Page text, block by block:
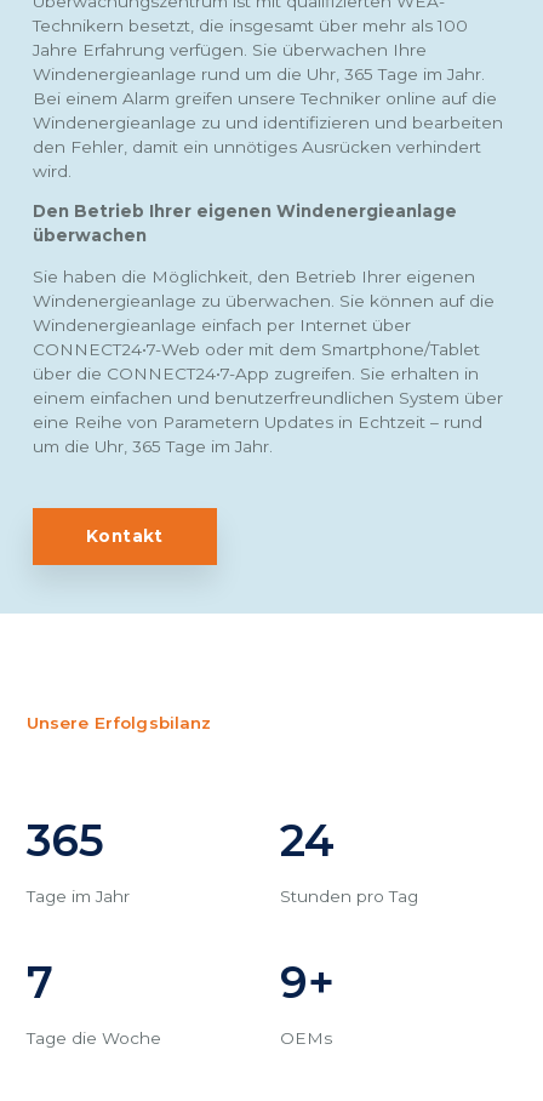
Technikern besetzt, die insgesamt über mehr als 100
Jahre Erfahrung verfügen. Sie überwachen Ihre
Windenergieanlage rund um die Uhr, 365 Tage im Jahr.
Bei einem Alarm greifen unsere Techniker online auf die
Windenergieanlage zu und identifizieren und bearbeiten
den Fehler, damit ein unnötiges Ausrücken verhindert
wird.
Den Betrieb Ihrer eigenen Windenergieanlage
überwachen
Sie haben die Möglichkeit, den Betrieb Ihrer eigenen
Windenergieanlage zu überwachen. Sie können auf die
Windenergieanlage einfach per Internet über
CONNECT24•7-Web oder mit dem Smartphone/Tablet
über die CONNECT24•7-App zugreifen. Sie erhalten in
einem einfachen und benutzerfreundlichen System über
eine Reihe von Parametern Updates in Echtzeit – rund
um die Uhr, 365 Tage im Jahr.
Kontakt
Unsere Erfolgsbilanz
365
Tage im Jahr
24
Stunden pro Tag
7
Tage die Woche
9+
OEMs